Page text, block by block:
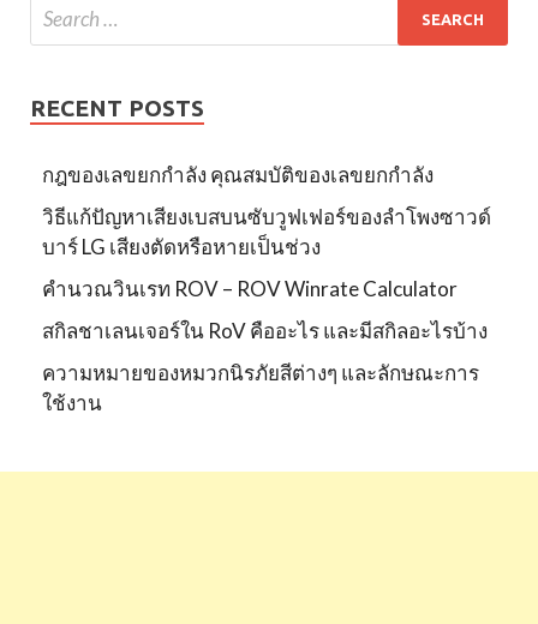
RECENT POSTS
กฎของเลขยกกำลัง คุณสมบัติของเลขยกกำลัง
วิธีแก้ปัญหาเสียงเบสบนซับวูฟเฟอร์ของลำโพงซาวด์
บาร์ LG เสียงตัดหรือหายเป็นช่วง
คำนวณวินเรท ROV – ROV Winrate Calculator
สกิลชาเลนเจอร์ใน RoV คืออะไร และมีสกิลอะไรบ้าง
ความหมายของหมวกนิรภัยสีต่างๆ และลักษณะการ
ใช้งาน